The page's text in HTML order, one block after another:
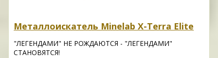
Металлоискатель Minelab X-Terra Elite
"ЛЕГЕНДАМИ" НЕ РОЖДАЮТСЯ - "ЛЕГЕНДАМИ"
СТАНОВЯТСЯ!